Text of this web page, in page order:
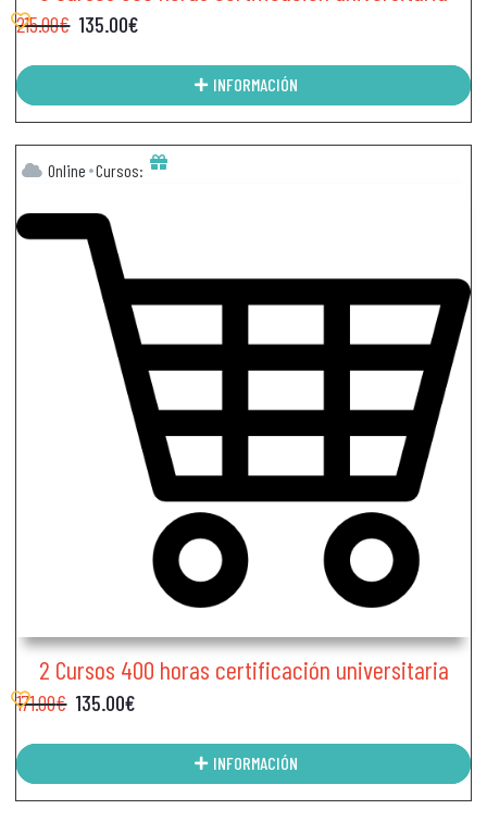
215.00€ 135.00€
INFORMACIÓN
Online Cursos:
2 Cursos 400 horas certificación universitaria
171.00€ 135.00€
INFORMACIÓN